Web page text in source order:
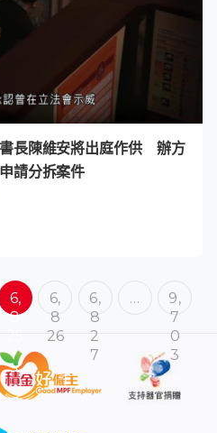
長陳維安將出庭作供 辦方
請分拆案件
6,
8
6,
8
26
6,
8
2
7
…
9,
7
0
3